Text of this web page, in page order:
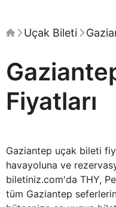
Uçak Bileti
Fiyatları
Gaziantep uçak bileti
havayoluna ve
biletiniz.com'da THY,
tüm Gaziantep